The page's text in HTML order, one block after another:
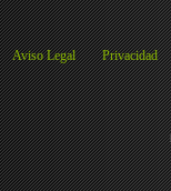
Aviso Legal Privacidad